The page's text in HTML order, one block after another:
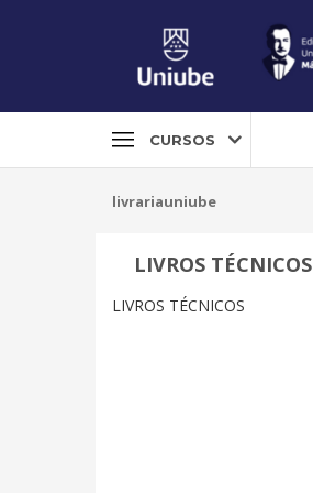
CURSOS
livrariauniube
LIVROS TÉCNICOS
LIVROS TÉCNICOS